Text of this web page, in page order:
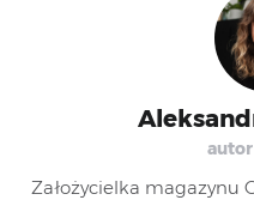
Założycielka magazynu